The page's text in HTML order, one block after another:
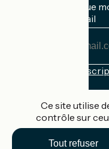
boîte mail chaque
Mon adresse mail
Conditions
Ce site utilise
contrôle sur
Tout refuser